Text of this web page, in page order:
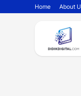
Home About